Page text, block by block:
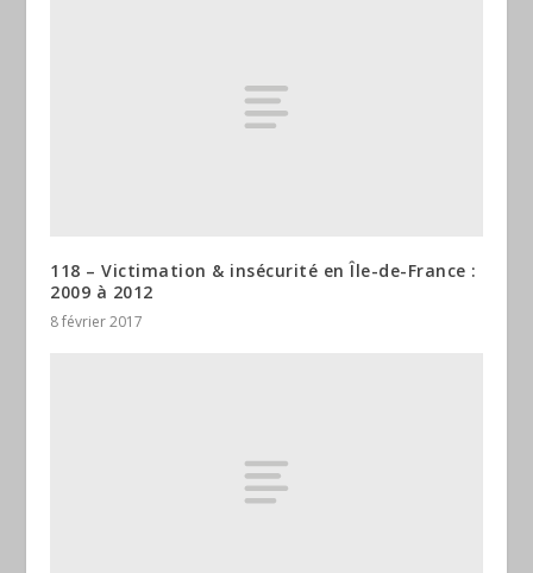
118 – Victimation & insécurité en Île-de-France :
2009 à 2012
8 février 2017